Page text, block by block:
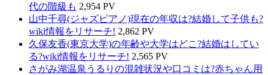
代の階級も 2,954 PV
山中千尋(ジャズピアノ)現在の年収は?結婚して子供も?
wiki情報をリサーチ! 2,862 PV
久保友香(東京大学)の年齢や大学はどこ?結婚はしてい
る?wiki情報をリサーチ! 2,565 PV
さがみ湖温泉うるりの混雑状況や口コミは?赤ちゃん用